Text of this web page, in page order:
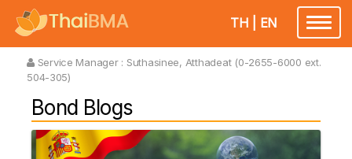
TH EN
Service Manager : Suthasinee, Atthadeat (0-2655-6000 ext.
504-305)
Bond Blogs